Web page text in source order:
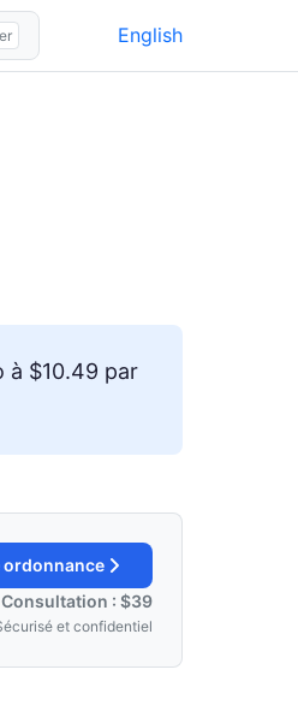
English
à $10.49 par
ordonnance
Consultation : $39
et confidentiel